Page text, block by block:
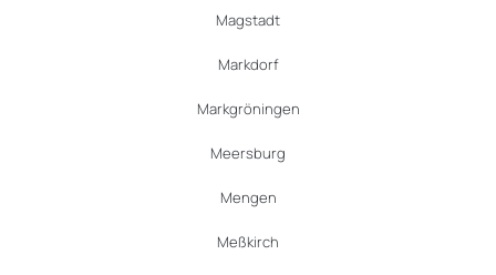
Magstadt
Markdorf
Markgröningen
Meersburg
Mengen
Meßkirch